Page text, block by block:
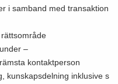
i samband med transaktion
–
kontaktperson
kunskapsdelning inklusive s